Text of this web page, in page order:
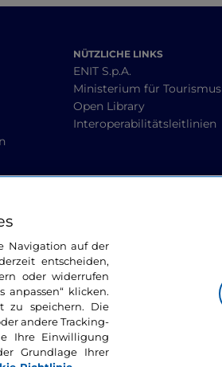
NÜTZLICHE LINKS
ENIT S.p.A.
Ministerium für Tourismus
Open Library
Interoperabilitätsleitlinien
Navigation auf der
entscheiden,
oder widerrufen
klicken.
zu speichern. Die
andere Tracking-
Ihre Einwilligung
Grundlage Ihrer